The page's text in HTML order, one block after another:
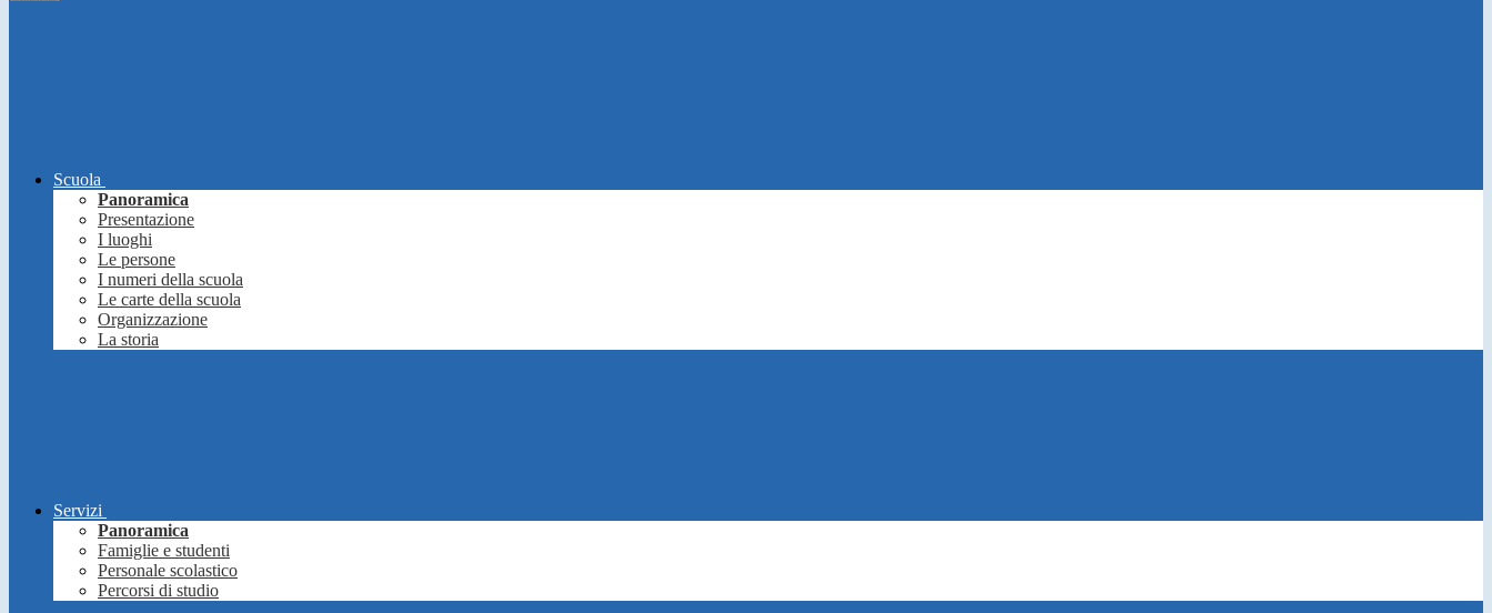
Scuola
Panoramica
Presentazione
I luoghi
Le persone
I numeri della scuola
Le carte della scuola
Organizzazione
La storia
Servizi
Panoramica
Famiglie e studenti
Personale scolastico
Percorsi di studio